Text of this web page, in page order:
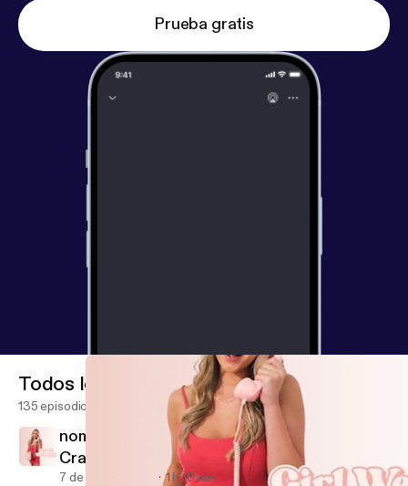
Prueba gratis
Todos los episodios
135 episodios
nomad diaries: travel tips & tales with Molly
Craig
7 de feb de 2024 1 h 10 min